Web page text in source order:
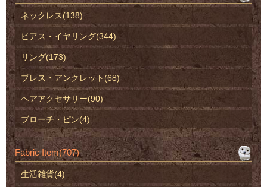
ネックレス(138)
ピアス・イヤリング(344)
リング(173)
ブレス・アンクレット(68)
ヘアアクセサリー(90)
ブローチ・ピン(4)
Fabric Item(707)
生活雑貨(4)